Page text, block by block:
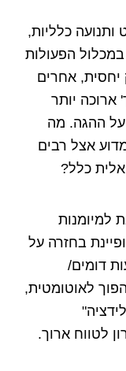
ותנועה כלליות,
הפעולות
יחסית, אחרים
יותר
על ההגה. מה
אצל רבים
כלל?
למיומנות
בחזרה על
דומים/
לאוטומטית,